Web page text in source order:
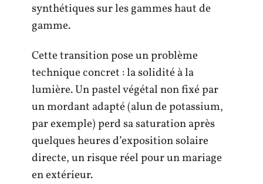
synthétiques sur les gammes haut de
gamme.
Cette transition pose un problème
technique concret : la solidité à la
lumière. Un pastel végétal non fixé par
un mordant adapté (alun de potassium,
par exemple) perd sa saturation après
quelques heures d’exposition solaire
directe, un risque réel pour un mariage
en extérieur.